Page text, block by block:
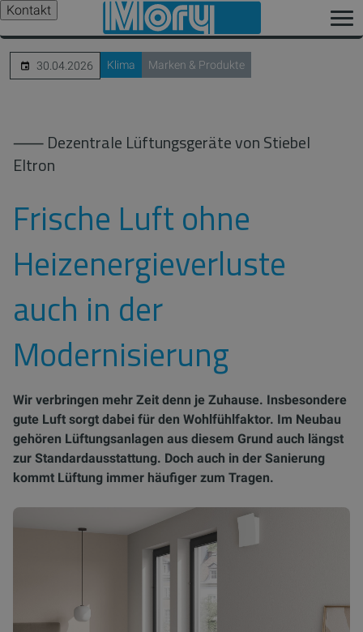
Kontakt
30.04.2026 Klima Marken & Produkte
⸺ Dezentrale Lüftungsgeräte von Stiebel
Eltron
Frische Luft ohne
Heizenergieverluste
auch in der
Modernisierung
Wir verbringen mehr Zeit denn je Zuhause. Insbesondere
gute Luft sorgt dabei für den Wohlfühlfaktor. Im Neubau
gehören Lüftungsanlagen aus diesem Grund auch längst
zur Standardausstattung. Doch auch in der Sanierung
kommt Lüftung immer häufiger zum Tragen.